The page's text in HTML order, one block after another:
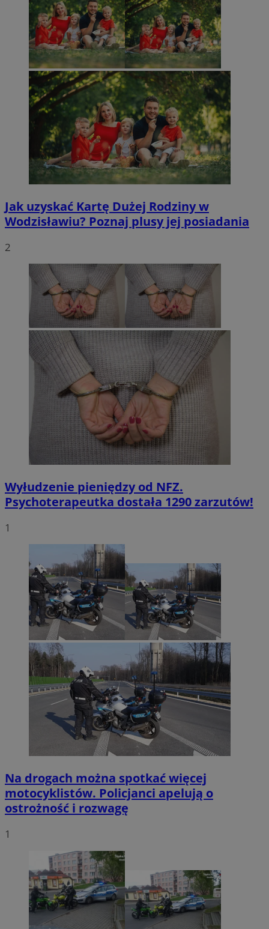
Jak uzyskać Kartę Dużej Rodziny w
Wodzisławiu? Poznaj plusy jej posiadania
2
Wyłudzenie pieniędzy od NFZ.
Psychoterapeutka dostała 1290 zarzutów!
1
Na drogach można spotkać więcej
motocyklistów. Policjanci apelują o
ostrożność i rozwagę
1